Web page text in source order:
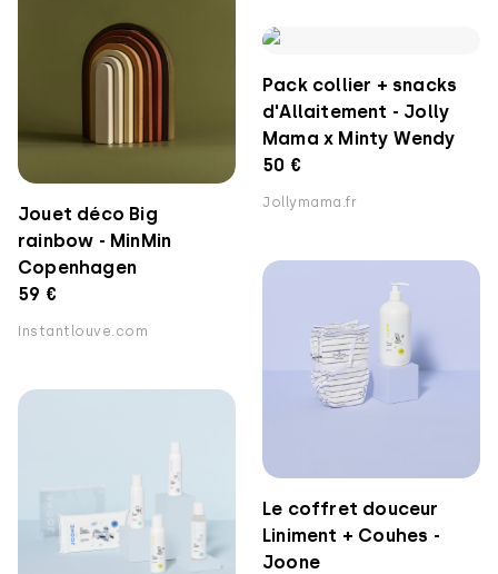
Jouet déco Big
rainbow - MinMin
Copenhagen
59 €
Instantlouve.com
Pack collier + snacks
d'Allaitement - Jolly
Mama x Minty Wendy
50 €
Jollymama.fr
Le coffret douceur
Liniment + Couhes -
Joone